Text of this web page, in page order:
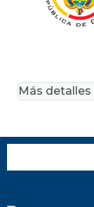
Más detalles